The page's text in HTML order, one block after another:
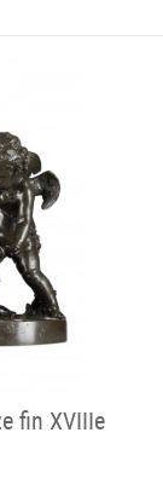
fin XVIIIe